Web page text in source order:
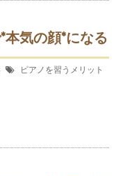
本気の顔*になる
ピアノを習うメリット